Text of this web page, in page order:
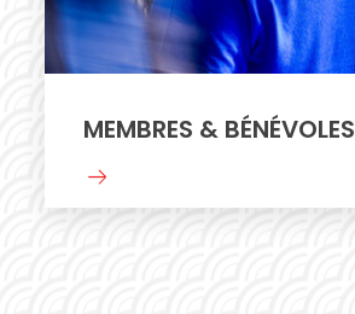
MEMBRES & BÉNÉVOLES